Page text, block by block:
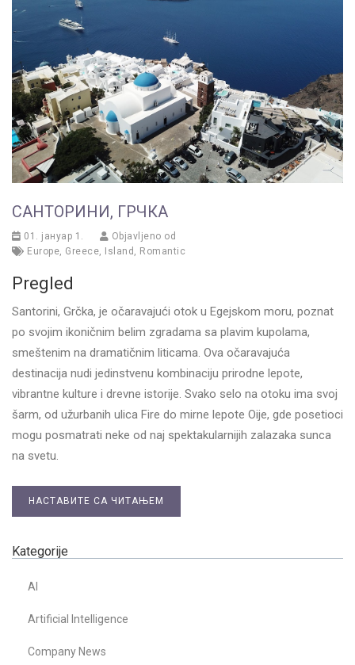
САНТОРИНИ, ГРЧКА
01. јануар 1.
Objavljeno od
Europe, Greece, Island , Romantic
Pregled
Santorini, Grčka, je očaravajući otok u Egejskom moru, poznat
po svojim ikoničnim belim zgradama sa plavim kupolama,
smeštenim na dramatičnim liticama. Ova očaravajuća
destinacija nudi jedinstvenu kombinaciju prirodne lepote,
vibrantne kulture i drevne istorije. Svako selo na otoku ima svoj
šarm, od užurbanih ulica Fire do mirne lepote Oije, gde posetioci
mogu posmatrati neke od naj spektakularnijih zalazaka sunca
na svetu.
НАСТАВИТЕ СА ЧИТАЊЕМ
Kategorije
AI
Artificial Intelligence
Company News